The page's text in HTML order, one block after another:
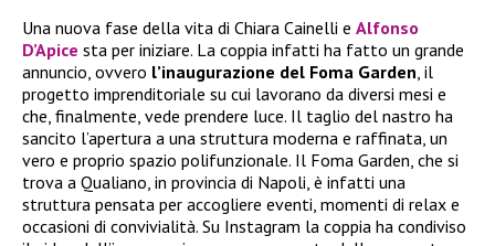
Una nuova fase della vita di Chiara Cainelli e Alfonso
D’Apice sta per iniziare. La coppia infatti ha fatto un grande
annuncio, ovvero l’inaugurazione del Foma Garden , il
progetto imprenditoriale su cui lavorano da diversi mesi e
che, finalmente, vede prendere luce. Il taglio del nastro ha
sancito l’apertura a una struttura moderna e raffinata, un
vero e proprio spazio polifunzionale. Il Foma Garden, che si
trova a Qualiano, in provincia di Napoli, è infatti una
struttura pensata per accogliere eventi, momenti di relax e
occasioni di convivialità. Su Instagram la coppia ha condiviso